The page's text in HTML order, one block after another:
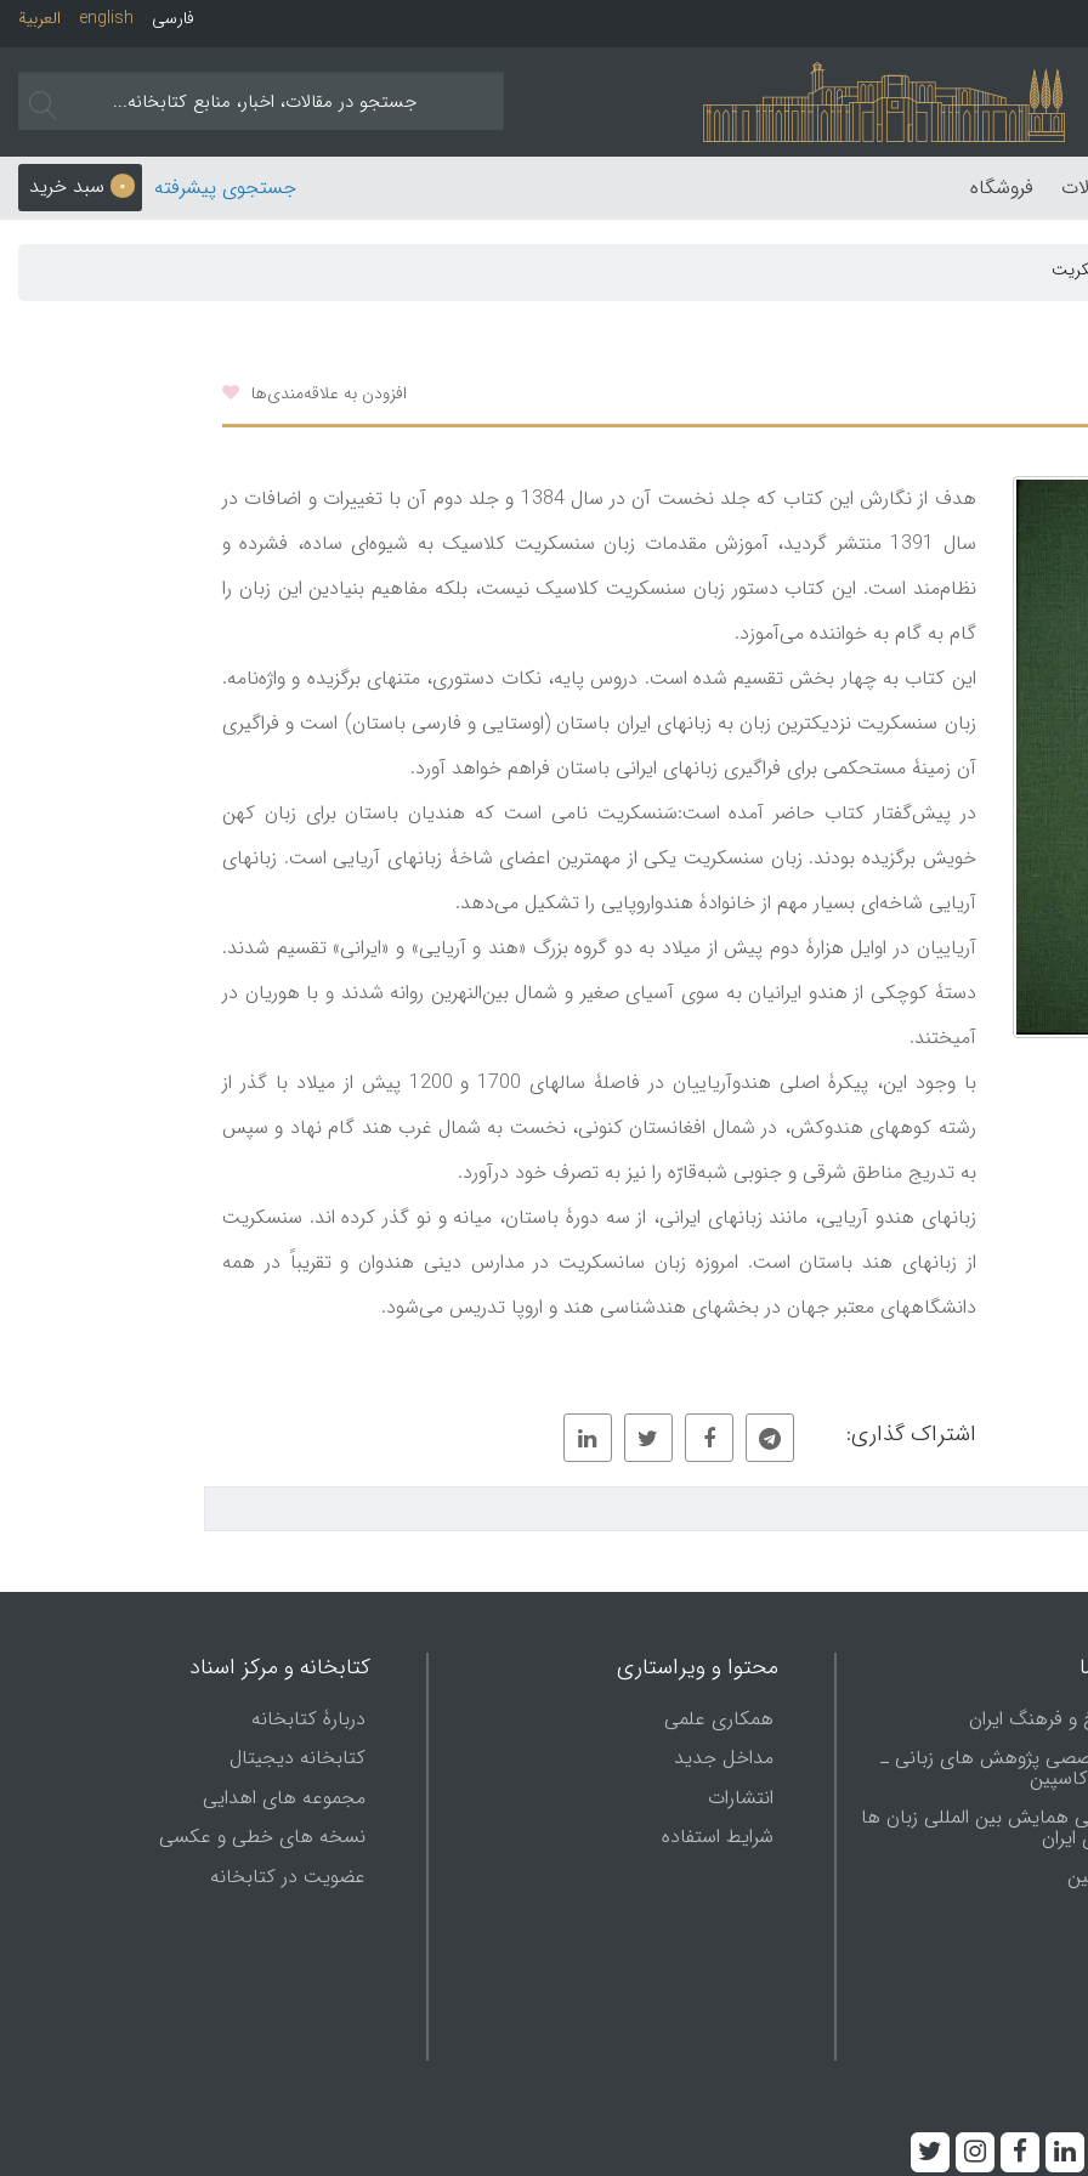
العربیة english فارسی
فروشگاه 0 سبد خرید جستجوی پیشرفته
افزودن به علاقه‌مندی‌ها
هدف از نگارش این کتاب که جلد نخست آن در سال 1384 و جلد دوم آن با تغییرات و اضافات در
سال 1391 منتشر گردید، آموزش مقدمات زبان سنسکریت کلاسیک به شیوه‌ای ساده، فشرده و
نظام‌مند است. این کتاب دستور زبان سنسکریت کلاسیک نیست، بلکه مفاهیم بنیادین این زبان را
گام به گام به خواننده می‌آموزد.
این کتاب به چهار بخش تقسیم شده است. دروس پایه، نکات دستوری، متنهای برگزیده و واژه‌نامه.
زبان سنسکریت نزدیکترین زبان به زبانهای ایران باستان (اوستایی و فارسی باستان) است و فراگیری
آن زمینۀ مستحکمی برای فراگیری زبانهای ایرانی باستان فراهم خواهد آورد.
در پیش‌گفتار کتاب حاضر آمده است:سَنسکریت نامی است که هندیان باستان برای زبان کهن
خویش برگزیده ‌بودند. زبان سنسکریت یکی از مهمترین اعضای شاخۀ زبانهای آریایی است. زبانهای
آریایی شاخه‌ای بسیار مهم از خانوادۀ هندواروپایی را تشکیل می‌دهد.
آریاییان در اوایل هزارۀ دوم پیش از میلاد به دو گروه بزرگ «هند و آریایی» و «ایرانی» تقسیم شدند.
دستۀ کوچکی از هندو ایرانیان به سوی آسیای صغیر و شمال بین‌النهرین روانه شدند و با هوریان در
آمیختند.
با وجود این، پیکرۀ اصلی هندوآریاییان در فاصلۀ سالهای 1700 و 1200 پیش از میلاد با گذر از
رشته کوههای هندوکش، در شمال افغانستان کنونی، نخست به شمال غرب هند گام نهاد و سپس
به تدریج مناطق شرقی و جنوبی شبه‌قارّه را نیز به تصرف خود درآورد.
زبانهای هندو آریایی، مانند زبانهای ایرانی، از سه دورۀ باستان، میانه و نو گذر کرده اند. سنسکریت
از زبانهای هند باستان است. امروزه زبان سانسکریت در مدارس دینی هندوان و تقریباً در همه
دانشگاههای معتبر جهان در بخشهای هندشناسی هند و اروپا تدریس می‌شود.
اشتراک گذاری:
و فرهنگ ایران
پژوهش های زبانی ـ
همایش بین المللی زبان ها
محتوا و ویراستاری
همکاری علمی
مداخل جدید
انتشارات
شرایط استفاده
کتابخانه و مرکز اسناد
دربارۀ کتابخانه
کتابخانه دیجیتال
مجموعه های اهدایی
نسخه های خطی و عکسی
عضویت در کتابخانه